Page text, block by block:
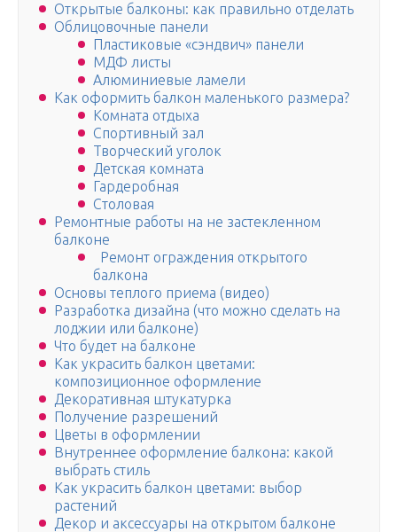
Открытые балконы: как правильно отделать
Облицовочные панели
Пластиковые «сэндвич» панели
МДФ листы
Алюминиевые ламели
Как оформить балкон маленького размера?
Комната отдыха
Спортивный зал
Творческий уголок
Детская комната
Гардеробная
Столовая
Ремонтные работы на не застекленном
балконе
Ремонт ограждения открытого
балкона
Основы теплого приема (видео)
Разработка дизайна (что можно сделать на
лоджии или балконе)
Что будет на балконе
Как украсить балкон цветами:
композиционное оформление
Декоративная штукатурка
Получение разрешений
Цветы в оформлении
Внутреннее оформление балкона: какой
выбрать стиль
Как украсить балкон цветами: выбор
растений
Декор и аксессуары на открытом балконе